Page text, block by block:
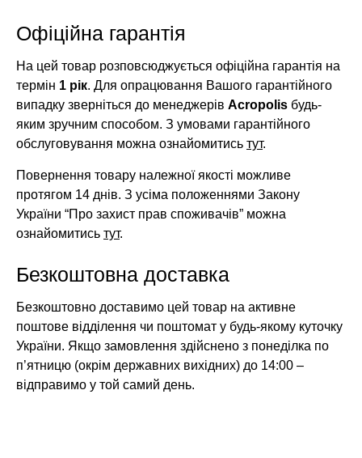
Офіційна гарантія
На цей товар розповсюджується офіційна гарантія на
термін 1 рік. Для опрацювання Вашого гарантійного
випадку зверніться до менеджерів Acropolis будь-
яким зручним способом. З умовами гарантійного
обслуговування можна ознайомитись тут.
Повернення товару належної якості можливе
протягом 14 днів. З усіма положеннями Закону
України “Про захист прав споживачів” можна
ознайомитись тут.
Безкоштовна доставка
Безкоштовно доставимо цей товар на активне
поштове відділення чи поштомат у будь-якому куточку
України. Якщо замовлення здійснено з понеділка по
п’ятницю (окрім державних вихідних) до 14:00 –
відправимо у той самий день.